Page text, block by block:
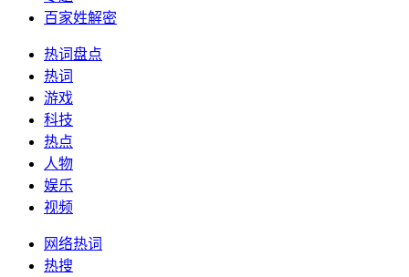
百家姓解密
热词盘点
热词
游戏
科技
热点
人物
娱乐
视频
网络热词
热搜